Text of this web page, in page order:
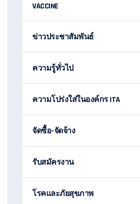
VACCINE
ข่าวประชาสัมพันธ์
ความรู้ทั่วไป
ความโปร่งใส่ในองค์กร ITA
จัดซื้อ-จัดจ้าง
รับสมัครงาน
โรคและภัยสุขภาพ